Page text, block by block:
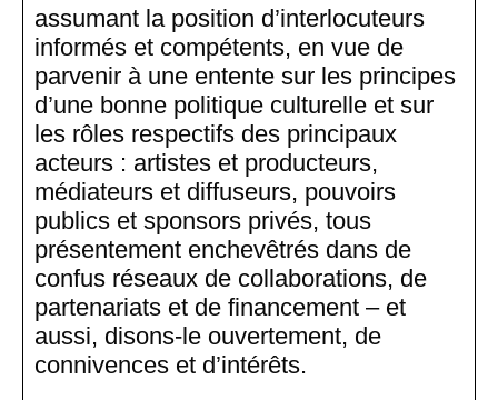
assumant la position d’interlocuteurs
informés et compétents, en vue de
parvenir à une entente sur les principes
d’une bonne politique culturelle et sur
les rôles respectifs des principaux
acteurs : artistes et producteurs,
médiateurs et diffuseurs, pouvoirs
publics et sponsors privés, tous
présentement enchevêtrés dans de
confus réseaux de collaborations, de
partenariats et de financement – et
aussi, disons-le ouvertement, de
connivences et d’intérêts.